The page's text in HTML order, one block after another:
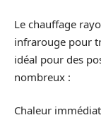
Le chauffage
infrarouge pour
idéal pour des
nombreux :
Chaleur